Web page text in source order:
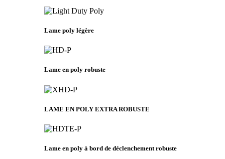
Lame poly légère
Lame en poly robuste
LAME EN POLY EXTRA ROBUSTE
Lame en poly à bord de déclenchement robuste